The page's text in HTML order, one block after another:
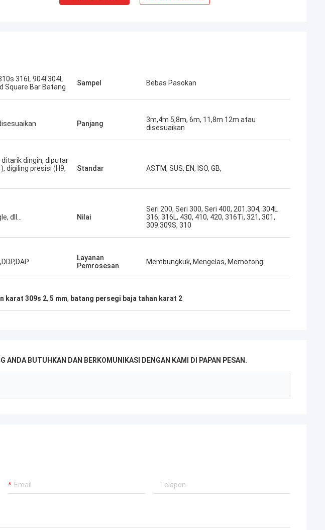
316L 904l 304L
Square Bar Batang
Sampel Bebas Pasokan
Panjang
3m,4m 5,8m, 6m, 11,8m 12m atau
disesuaikan
ditarik dingin, diputar
digiling presisi (H9,
Standar ASTM, SUS, EN, ISO, GB,
dll... Nilai
Seri 200, Seri 300, Seri 400, 201.304, 304L
316, 316L, 430, 410, 420, 316Ti, 321, 301,
309.309S, 310
Layanan
Pemrosesan
Membungkuk, Mengelas, Memotong
karat 309s 2, 5 mm, batang persegi baja tahan karat 2
ANDA BUTUHKAN DAN BERKOMUNIKASI DENGAN KAMI DI PAPAN PESAN.